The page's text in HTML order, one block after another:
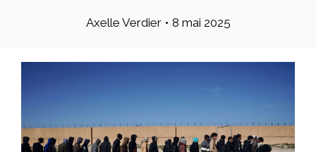
Axelle Verdier • 8 mai 2025